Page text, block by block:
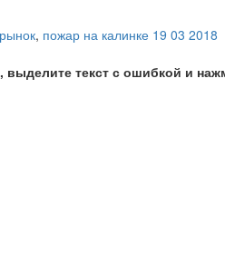
, пожар на калинке 19 03 2018
текст с ошибкой и